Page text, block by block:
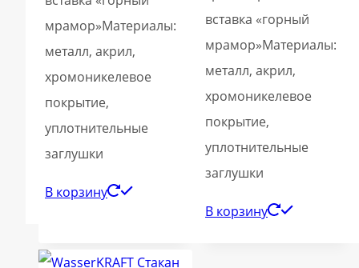
мрамор»Материалы:
металл, акрил,
хромоникелевое
покрытие,
уплотнительные
заглушки
В корзину
вставка «горный
мрамор»Материалы:
металл, акрил,
хромоникелевое
покрытие,
уплотнительные
заглушки
В корзину